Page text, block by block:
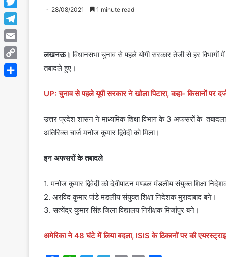
28/08/2021 1 minute read
लखनऊ।विधानसभा चुनाव से पहले योगी सरकार तेजी से हर
तबादले हुए।
UP: चुनाव से पहले यूपी सरकार ने खोला पिटारा, कहा- किसानों पर
उत्तर प्रदेश शासन ने माध्यमिक शिक्षा विभाग के 3 अफसरों के
अतिरिक्त चार्ज मनोज कुमार द्विवेदी को मिला।
इन अफसरों के तबादले
1. मनोज कुमार द्विवेदी को देवीपाटन मण्डल मंडलीय संयुक्त शिक्षा
2. अरविंद कुमार पांडे मंडलीय संयुक्त शिक्षा निदेशक मुरादाबाद बने।
3. सत्येंद्र कुमार सिंह जिला विद्यालय निरीक्षक मिर्जापुर बने।
अमेरिका ने 48 घंटे में लिया बदला, ISIS के ठिकानों पर की
Twitter
Telegram
Email
Copy
Link